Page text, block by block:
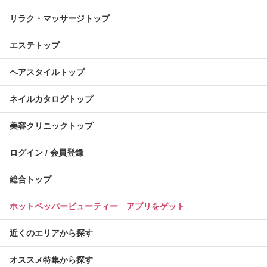
リラク・マッサージトップ
エステトップ
ヘアスタイルトップ
ネイルカタログトップ
美容クリニックトップ
ログイン / 会員登録
総合トップ
ホットペッパービューティー アプリをゲット
近くのエリアから探す
オススメ特集から探す